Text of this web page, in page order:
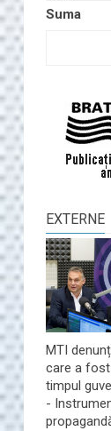
Suma
EXTERNE
MTI
care a
timpul
-